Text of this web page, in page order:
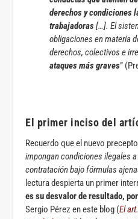
derechos y condiciones
trabajadoras[…]. El
obligaciones en materia
derechos, colectivos e
ataques más graves”
El primer inciso del
Recuerdo que el nuevo
impongan condiciones ilegales
contratación bajo fórmulas
lectura despierta un primer
es su desvalor de resultado,
Sergio Pérez en este blog (El